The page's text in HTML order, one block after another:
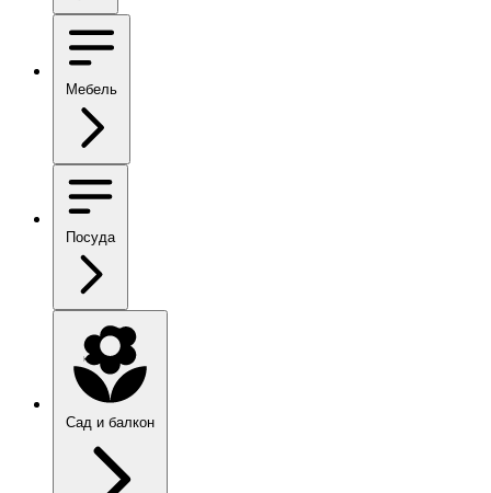
Мебель
Посуда
Сад и балкон